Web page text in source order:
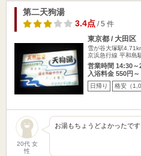
第二天狗湯
3.4点/ 5 件
東京都 / 大田区
雪が谷大塚駅
京浜急行線 平和島
営業時間 14:30～
入浴料金 550円～
日帰り 格安（
20代 女
性
お湯もちょうどよかったです